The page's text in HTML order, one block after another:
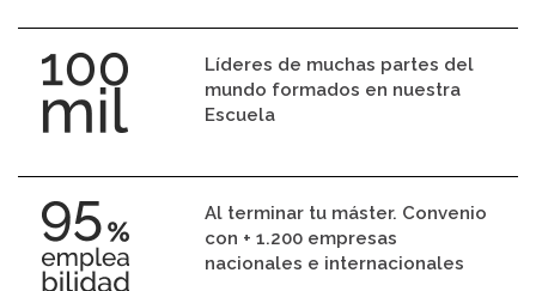
Líderes de muchas partes del
mundo formados en nuestra
Escuela
Al terminar tu máster. Convenio
con + 1.200 empresas
nacionales e internacionales